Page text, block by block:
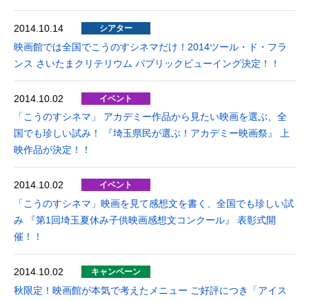
2014.10.14 シアター
映画館では全国でこうのすシネマだけ！2014ツール・ド・フラ
ンス さいたまクリテリウム パブリックビューイング決定！！
2014.10.02 イベント
「こうのすシネマ」 アカデミー作品から見たい映画を選ぶ、全
国でも珍しい試み！ 『埼玉県民が選ぶ！アカデミー映画祭』 上
映作品が決定！！
2014.10.02 イベント
「こうのすシネマ」映画を見て感想文を書く、全国でも珍しい試
み 『第1回埼玉夏休み子供映画感想文コンクール』 表彰式開
催！！
2014.10.02 キャンペーン
秋限定！映画館が本気で考えたメニュー ご好評につき「アイス